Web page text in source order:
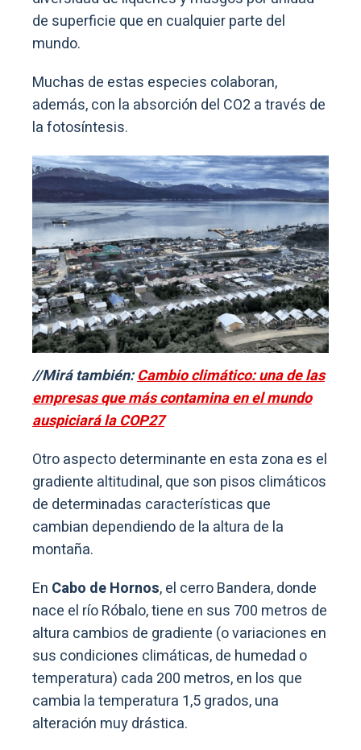
de superficie que en cualquier parte del
mundo.
Muchas de estas especies colaboran,
además, con la absorción del CO2 a través de
la fotosíntesis.
//Mirá también:Cambio climático: una de las
empresas que más contamina en el mundo
auspiciará la COP27
Otro aspecto determinante en esta zona es el
gradiente altitudinal, que son pisos climáticos
de determinadas características que
cambian dependiendo de la altura de la
montaña.
En Cabo de Hornos, el cerro Bandera, donde
nace el río Róbalo, tiene en sus 700 metros de
altura cambios de gradiente (o variaciones en
sus condiciones climáticas, de humedad o
temperatura) cada 200 metros, en los que
cambia la temperatura 1,5 grados, una
alteración muy drástica.